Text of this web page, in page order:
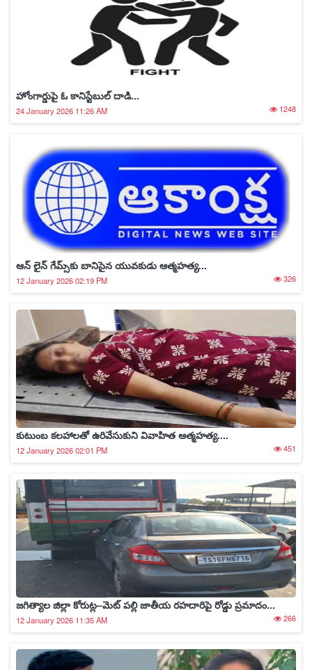
హోంగార్డుపై ఓ కానిస్టేబుల్ దాడి...
24 January 2026 11:26 AM 1248
ఆన్ లైన్ గేమ్స్‌కు బానిసైన యువకుడు ఆత్మహత్య...
12 January 2026 02:19 PM 326
కుటుంబ కలహాలతో ఉరివేసుకుని వివాహిత ఆత్మహత్య....
12 January 2026 02:01 PM 451
జగిత్యాల జిల్లా కోరుట్ల–మెట్ పల్లి జాతీయ రహదారిపై రోడ్డు ప్రమాదం...
12 January 2026 11:35 AM 266